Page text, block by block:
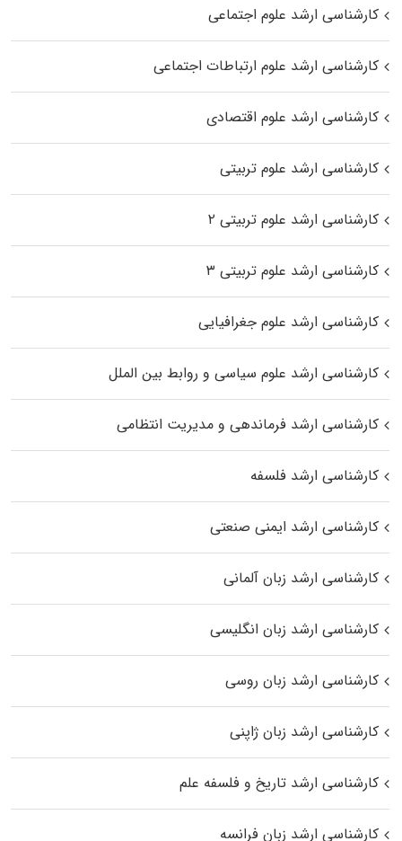
کارشناسی ارشد علوم اجتماعی
کارشناسی ارشد علوم ارتباطات اجتماعی
کارشناسی ارشد علوم اقتصادی
کارشناسی ارشد علوم تربیتی
کارشناسی ارشد علوم تربیتی ۲
کارشناسی ارشد علوم تربیتی ۳
کارشناسی ارشد علوم جغرافیایی
کارشناسی ارشد علوم سیاسی و روابط بین الملل
کارشناسی ارشد فرماندهی و مدیریت انتظامی
کارشناسی ارشد فلسفه
کارشناسی ارشد ایمنی صنعتی
کارشناسی ارشد زبان آلمانی
کارشناسی ارشد زبان انگلیسی
کارشناسی ارشد زبان روسی
کارشناسی ارشد زبان ژاپنی
کارشناسی ارشد تاریخ و فلسفه علم
کارشناسی ارشد زبان فرانسه